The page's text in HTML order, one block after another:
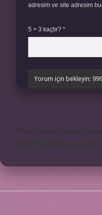
adresim ve site adresim
5 + 3 kaçtır? *